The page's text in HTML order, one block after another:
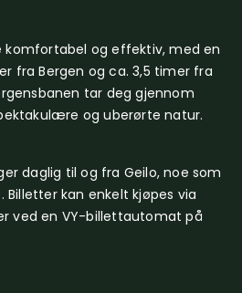
komfortabel og effektiv, med en
fra Bergen og ca. 3,5 timer fra
tar deg gjennom
og uberørte natur.
daglig til og fra Geilo, noe som
kan enkelt kjøpes via
ved en VY-billettautomat på